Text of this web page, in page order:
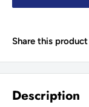
Share this product
Description